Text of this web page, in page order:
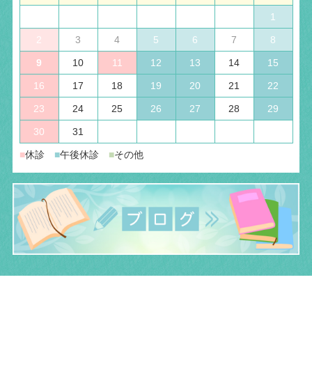
1
2 3 4 5 6 7 8
9 10 11 12 13 14 15
16 17 18 19 20 21 22
23 24 25 26 27 28 29
30 31
■休診 ■午後休診 ■その他